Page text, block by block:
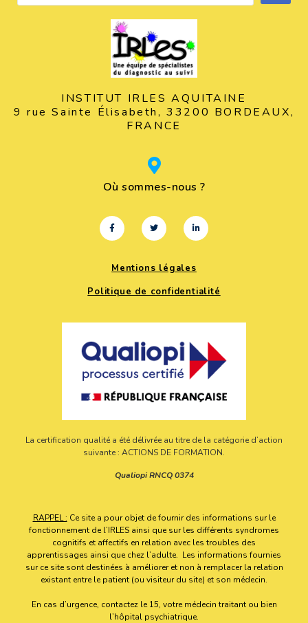
INSTITUT IRLES AQUITAINE
9 rue Sainte Élisabeth, 33200 BORDEAUX,
FRANCE
Où sommes-nous ?
Mentions légales
Politique de confidentialité
La certification qualité a été délivrée au titre de la catégorie d’action
suivante : ACTIONS DE FORMATION.
Qualiopi RNCQ 0374
RAPPEL : Ce site a pour objet de fournir des informations sur le
fonctionnement de l’IRLES ainsi que sur les différents syndromes
cognitifs et affectifs en relation avec les troubles des
apprentissages ainsi que chez l’adulte. Les informations fournies
sur ce site sont destinées à améliorer et non à remplacer la relation
existant entre le patient (ou visiteur du site) et son médecin.
En cas d’urgence, contactez le 15, votre médecin traitant ou bien
l’hôpital psychiatrique.